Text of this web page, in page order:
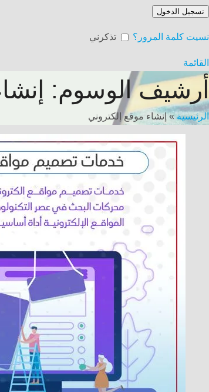
تسجيل الدخول
نسيت كلمة المرور؟ تذكرني
القائمة
أرشيف الوسوم:
الرئيسية»إنشاء موقع إلكتروني